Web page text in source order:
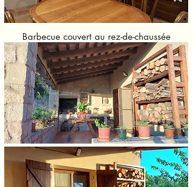
Barbecue couvert au rez-de-chaussée